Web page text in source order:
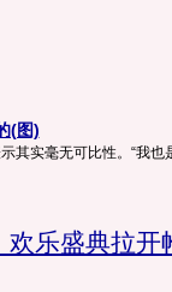
(图)
其实毫无可比性。“我
欢乐盛典拉开